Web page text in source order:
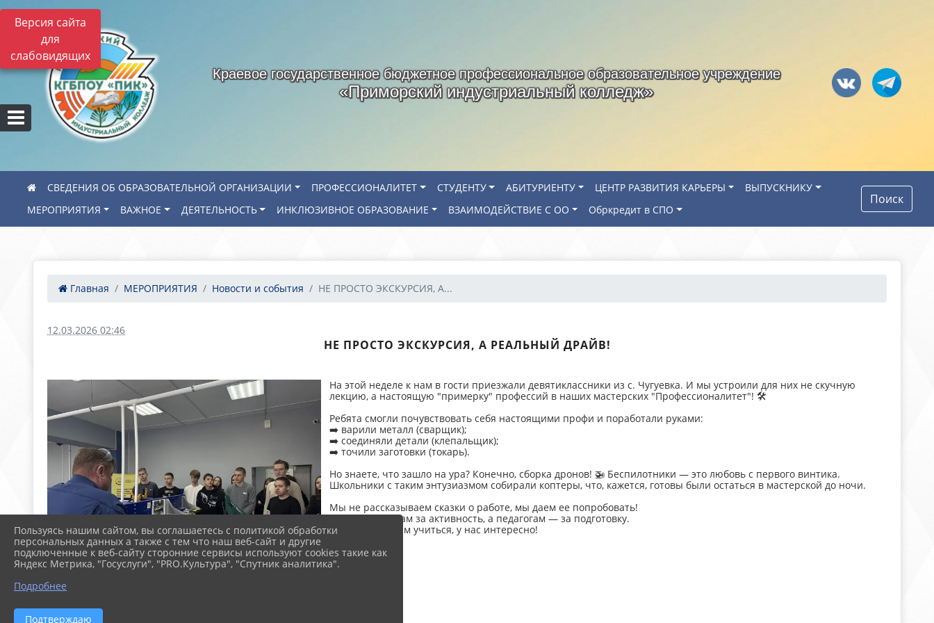
Версия сайта
для
слабовидящих
Краевое государственное бюджетное профессиональное образовательное учреждение
«Приморский индустриальный колледж»
СВЕДЕНИЯ ОБ ОБРАЗОВАТЕЛЬНОЙ ОРГАНИЗАЦИИ ПРОФЕССИОНАЛИТЕТ СТУДЕНТУ АБИТУРИЕНТУ ЦЕНТР РАЗВИТИЯ КАРЬЕРЫ
ВЫПУСКНИКУ
МЕРОПРИЯТИЯ
ВАЖНОЕ ДЕЯТЕЛЬНОСТЬ ИНКЛЮЗИВНОЕ ОБРАЗОВАНИЕ ВЗАИМОДЕЙСТВИЕ С ОО Обркредит в СПО
Поиск
Главная МЕРОПРИЯТИЯ Новости и события НЕ ПРОСТО ЭКСКУРСИЯ, А...
12.03.2026 02:46
НЕ ПРОСТО ЭКСКУРСИЯ, А РЕАЛЬНЫЙ ДРАЙВ!
На этой неделе к нам в гости приезжали девятиклассники из с. Чугуевка. И мы устроили для них не скучную
лекцию, а настоящую "примерку" профессий в наших мастерских "Профессионалитет"! 🛠️
Ребята смогли почувствовать себя настоящими профи и поработали руками:
➡️ варили металл (сварщик);
➡️ соединяли детали (клепальщик);
➡️ точили заготовки (токарь).
Но знаете, что зашло на ура? Конечно, сборка дронов! 🚁 Беспилотники — это любовь с первого винтика.
Школьники с таким энтузиазмом собирали коптеры, что, кажется, готовы были остаться в мастерской до ночи.
Мы не рассказываем сказки о работе, мы даем ее попробовать!
Спасибо ребятам за активность, а педагогам — за подготовку.
Приходите к нам учиться, у нас интересно!
Пользуясь нашим сайтом, вы соглашаетесь с политикой обработки
персональных данных а также с тем что наш веб-сайт и другие
подключенные к веб-сайту сторонние сервисы используют cookies такие как
Яндекс Метрика, "Госуслуги", "PRO.Культура", "Спутник аналитика".
Подробнее
Подтверждаю